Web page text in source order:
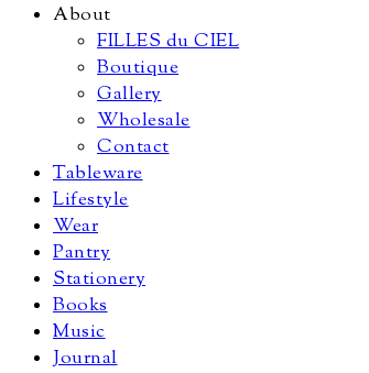
About
FILLES du CIEL
Boutique
Gallery
Wholesale
Contact
Tableware
Lifestyle
Wear
Pantry
Stationery
Books
Music
Journal